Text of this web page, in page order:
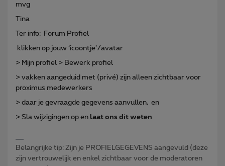
mvg
Tina
Ter info: Forum Profiel
klikken op jouw ‘icoontje’/avatar
> Mijn profiel > Bewerk profiel
> vakken aangeduid met (privé) zijn alleen zichtbaar voor
proximus medewerkers
> daar je gevraagde gegevens aanvullen, en
> Sla wijzigingen op en laat ons dit weten
Belangrijke tip: Zijn je PROFIELGEGEVENS aangevuld (deze
zijn vertrouwelijk en enkel zichtbaar voor de moderatoren